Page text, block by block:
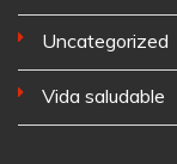
Uncategorized
Vida saludable